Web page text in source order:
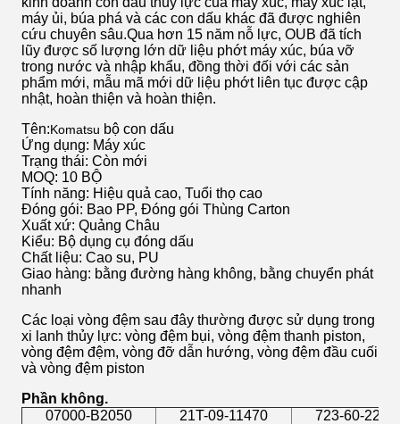
máy ủi, búa phá và các con dấu khác đã được nghiên
cứu chuyên sâu.Qua hơn 15 năm nỗ lực, OUB đã tích
lũy được số lượng lớn dữ liệu phớt máy xúc, búa vỡ
trong nước và nhập khẩu, đồng thời đối với các sản
phẩm mới, mẫu mã mới dữ liệu phớt liên tục được cập
nhật, hoàn thiện và hoàn thiện.
Tên:Komatsu bộ con dấu
Ứng dụng: Máy xúc
Trạng thái: Còn mới
MOQ: 10 BỘ
Tính năng: Hiệu quả cao, Tuổi thọ cao
Đóng gói: Bao PP, Đóng gói Thùng Carton
Xuất xứ: Quảng Châu
Kiểu: Bộ dụng cụ đóng dấu
Chất liệu: Cao su, PU
Giao hàng: bằng đường hàng không, bằng chuyển phát
nhanh
Các loại vòng đệm sau đây thường được sử dụng trong
xi lanh thủy lực: vòng đệm bụi, vòng đệm thanh piston,
vòng đệm đệm, vòng đỡ dẫn hướng, vòng đệm đầu cuối
và vòng đệm piston
Phần không.
07000-B2050
21T-09-11470 723-60-